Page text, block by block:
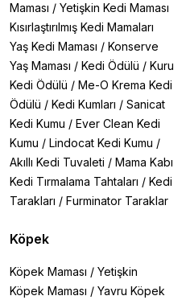
Maması / Yetişkin Kedi Maması
Kısırlaştırılmış Kedi Mamaları
Yaş Kedi Maması / Konserve
Yaş Maması / Kedi Ödülü / Kuru
Kedi Ödülü / Me-O Krema Kedi
Ödülü / Kedi Kumları / Sanicat
Kedi Kumu / Ever Clean Kedi
Kumu / Lindocat Kedi Kumu /
Akıllı Kedi Tuvaleti / Mama Kabı
Kedi Tırmalama Tahtaları / Kedi
Tarakları / Furminator Taraklar
Köpek
Köpek Maması / Yetişkin
Köpek Maması / Yavru Köpek